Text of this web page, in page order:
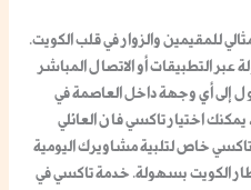
للمقيمين والزوار في قلب الكويت.
عبر التطبيقات أو الاتصال المباشر
إلى أي وجهة داخل العاصمة في
يمكنك اختيارتاكسي فان العائلي
تاكسي خاص لتلبية مشاويرك اليومية
الكويت بسهولة. خدمة تاكسيفي